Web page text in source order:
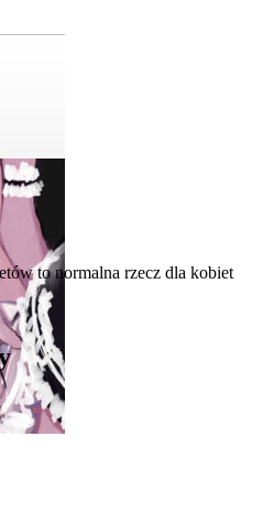
to normalna rzecz dla kobiet